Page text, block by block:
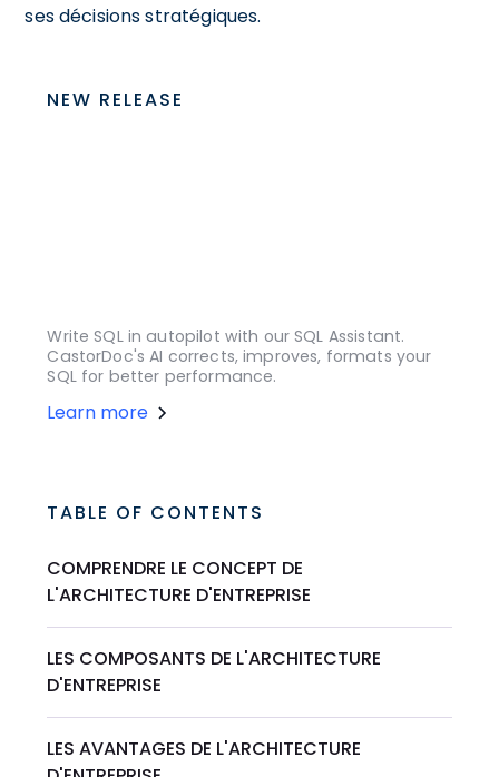
ses décisions stratégiques.
NEW RELEASE
Write SQL in autopilot with our SQL Assistant.
CastorDoc's AI corrects, improves, formats your
SQL for better performance.
Learn more
TABLE OF CONTENTS
COMPRENDRE LE CONCEPT DE
L'ARCHITECTURE D'ENTREPRISE
LES COMPOSANTS DE L'ARCHITECTURE
D'ENTREPRISE
LES AVANTAGES DE L'ARCHITECTURE